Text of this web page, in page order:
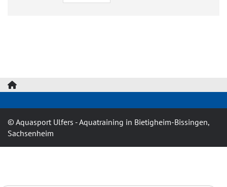
© Aquasport Ulfers - Aquatraining in Bietigheim-Bissingen,
Sachsenheim